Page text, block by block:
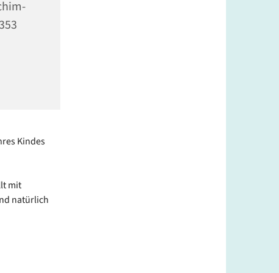
Kindes
mit
natürlich